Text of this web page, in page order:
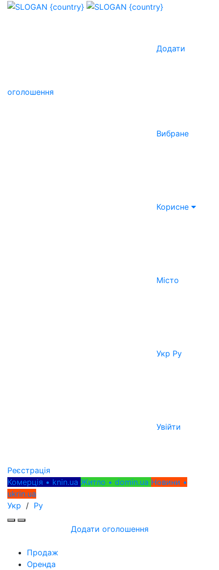
Додати
оголошення
Вибране
Корисне
Місто
Укр Ру
Увійти
Реєстрація
Комерція • knin.ua Житло • domin.ua Новини •
ukrin.ua
Укр / Ру
Додати оголошення
Продаж
Оренда